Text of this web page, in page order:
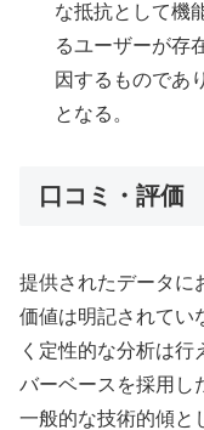
な抵抗として機
るユーザーが存
因するものであ
となる。
口コミ・評価
提供されたデータに
価値は明記されてい
く定性的な分析は行
バーベースを採用し
一般的な技術的傾と